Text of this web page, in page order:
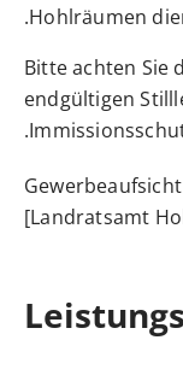
Hohlräumen
Bitte achten Sie
endgültigen
[Landratsamt